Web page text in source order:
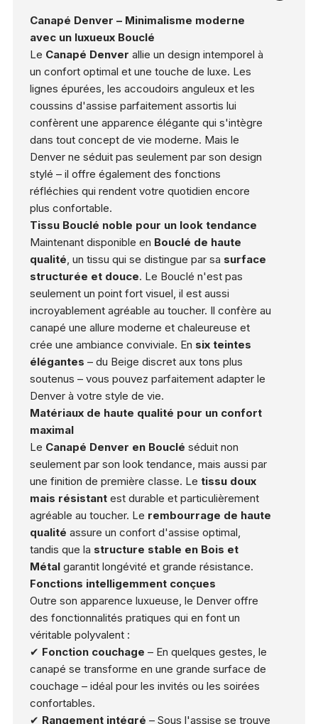
Canapé Denver – Minimalisme moderne
avec un luxueux Bouclé
Le Canapé Denver allie un design intemporel à
un confort optimal et une touche de luxe. Les
lignes épurées, les accoudoirs anguleux et les
coussins d'assise parfaitement assortis lui
confèrent une apparence élégante qui s'intègre
dans tout concept de vie moderne. Mais le
Denver ne séduit pas seulement par son design
stylé – il offre également des fonctions
réfléchies qui rendent votre quotidien encore
plus confortable.
Tissu Bouclé noble pour un look tendance
Maintenant disponible en Bouclé de haute
qualité, un tissu qui se distingue par sa surface
structurée et douce. Le Bouclé n'est pas
seulement un point fort visuel, il est aussi
incroyablement agréable au toucher. Il confère au
canapé une allure moderne et chaleureuse et
crée une ambiance conviviale. En six teintes
élégantes – du Beige discret aux tons plus
soutenus – vous pouvez parfaitement adapter le
Denver à votre style de vie.
Matériaux de haute qualité pour un confort
maximal
Le Canapé Denver en Bouclé séduit non
seulement par son look tendance, mais aussi par
une finition de première classe. Le tissu doux
mais résistantest durable et particulièrement
agréable au toucher. Le rembourrage de haute
qualité assure un confort d'assise optimal,
tandis que la structure stable en Bois et
Métalgarantit longévité et grande résistance.
Fonctions intelligemment conçues
Outre son apparence luxueuse, le Denver offre
des fonctionnalités pratiques qui en font un
véritable polyvalent :
✔ Fonction couchage – En quelques gestes, le
canapé se transforme en une grande surface de
couchage – idéal pour les invités ou les soirées
confortables.
✔ Rangement intégré – Sous l'assise se trouve